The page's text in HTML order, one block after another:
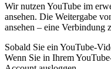
Wir nutzen YouTube im
ansehen. Die Weitergabe
ansehen – eine
Sobald Sie ein YouTube-
Wenn Sie in Ihrem